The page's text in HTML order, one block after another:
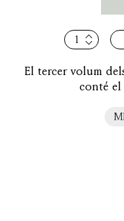
quantitat
de
polítics,
El tercer volum
conté el